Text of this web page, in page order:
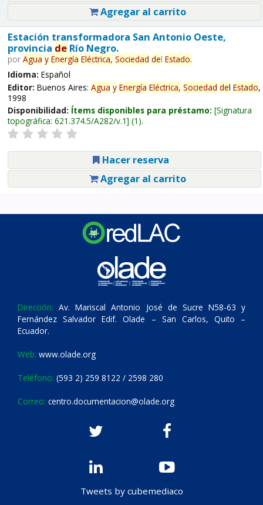
Agregar al carrito
Estación transformadora San Antonio Oeste,
provincia deRío Negro.
por Agua y Energía Eléctrica, Sociedad del Estado.
Idioma: Español
Editor: Buenos Aires: Agua y Energía Eléctrica, Sociedad del Estado,
1998
Disponibilidad: Ítems disponibles para préstamo: Signatura
topográfica: 621.374.5/A282/v.1 (1).
Hacer reserva
Agregar al carrito
Dirección: Av. Mariscal Antonio José de Sucre N58-63 y
Fernández Salvador Edif. Olade – San Carlos, Quito –
Ecuador.
Web: www.olade.org
Teléfono: (593 2) 259 8122 / 2598 280
Correo: centro.documentacion@olade.org
Tweets by cubemediaco